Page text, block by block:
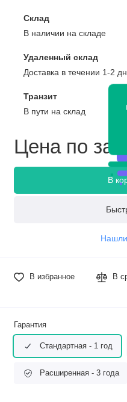
Склад
В наличии на складе
Удаленный склад
Доставка в течении 1-2
Транзит
В пути на склад
Цена по
В
В избранное В
Гарантия
Стандартная - 1 год
Расширенная - 3 года